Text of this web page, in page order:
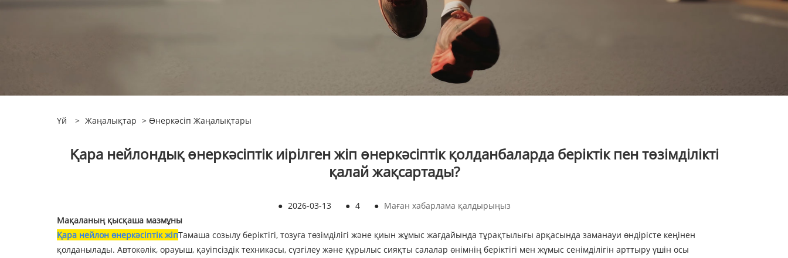
Үй > Жаңалықтар > Өнеркәсіп Жаңалықтары
Қара нейлондық өнеркәсіптік иірілген жіп өнеркәсіптік қолданбаларда беріктік пен төзімділікті
қалай жақсартады?
● 2026-03-13 ● 4 ● Маған хабарлама қалдырыңыз
Мақаланың қысқаша мазмұны
Қара нейлон өнеркәсіптік жіпТамаша созылу беріктігі, тозуға төзімділігі және қиын жұмыс жағдайында тұрақтылығы арқасында заманауи өндірісте кеңінен
қолданылады. Автокөлік, орауыш, қауіпсіздік техникасы, сүзгілеу және құрылыс сияқты салалар өнімнің беріктігі мен жұмыс сенімділігін арттыру үшін осы